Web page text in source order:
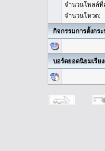
จำนวนโพลล์ที่
จำนวนโหวต:
กิจกรรมการตั้งกระ
บอร์ดยอดนิยมเรีย